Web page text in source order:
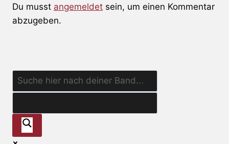
Du musst angemeldet sein, um einen Kommentar
abzugeben.